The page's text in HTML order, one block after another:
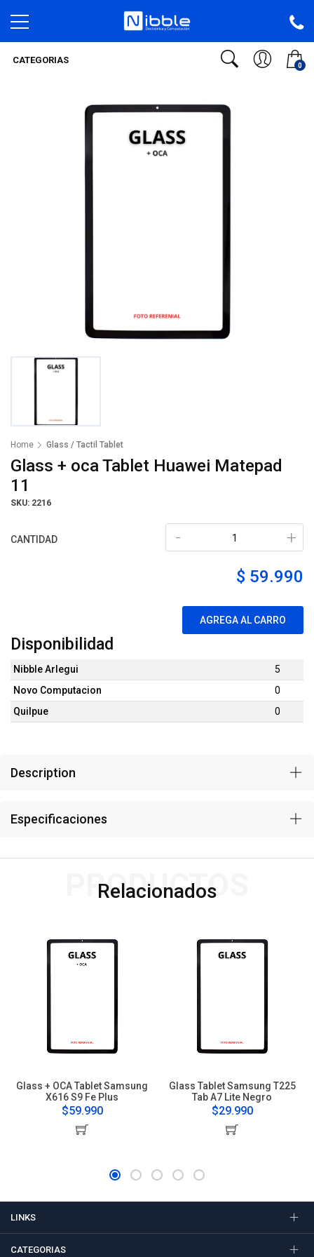
0
CATEGORIAS
Home Glass / Tactil Tablet
Glass + oca Tablet Huawei Matepad
11
SKU: 2216
CANTIDAD +
-
$ 59.990
AGREGA AL CARRO
Disponibilidad
Nibble Arlegui
5
Novo Computacion
0
Quilpue
0
Description
Especificaciones
Relacionados
PRODUCTOS
Glass + OCA Tablet Samsung
X616 S9 Fe Plus
$59.990
Glass Tablet Samsung T225
Tab A7 Lite Negro
$29.990
LINKS
CATEGORIAS